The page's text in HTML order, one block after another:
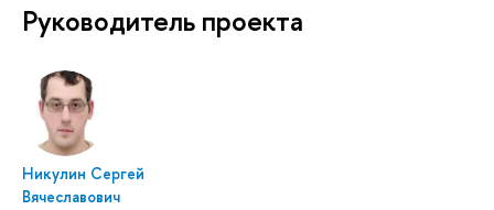
Руководитель проекта
Никулин Сергей
Вячеславович